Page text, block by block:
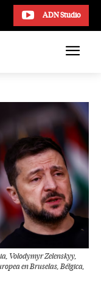
ADN Studio
Volodymyr Zelenskyy,
en Bruselas, Bélgica,